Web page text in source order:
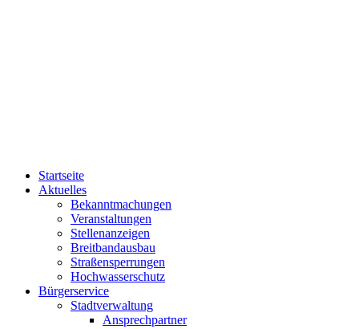
Startseite
Aktuelles
Bekanntmachungen
Veranstaltungen
Stellenanzeigen
Breitbandausbau
Straßensperrungen
Hochwasserschutz
Bürgerservice
Stadtverwaltung
Ansprechpartner